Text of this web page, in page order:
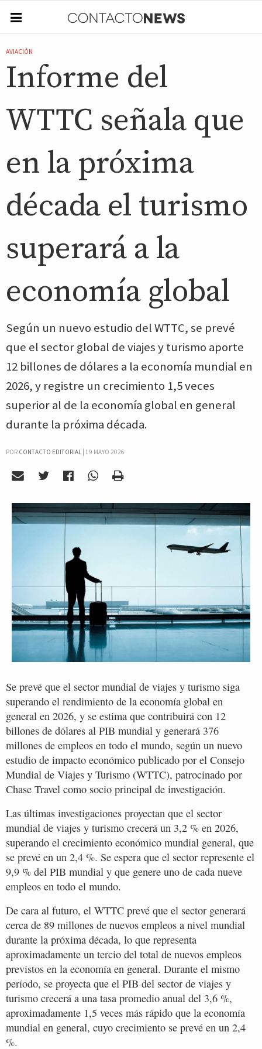
AVIACIÓN
Informe del
WTTC señala que
en la próxima
década el turismo
superará a la
economía global
Según un nuevo estudio del WTTC, se prevé
que el sector global de viajes y turismo aporte
12 billones de dólares a la economía mundial en
2026, y registre un crecimiento 1,5 veces
superior al de la economía global en general
durante la próxima década.
POR CONTACTO EDITORIAL| 19 MAYO 2026
Se prevé que el sector mundial de viajes y turismo siga
superando el rendimiento de la economía global en
general en 2026, y se estima que contribuirá con 12
billones de dólares al PIB mundial y generará 376
millones de empleos en todo el mundo, según un nuevo
estudio de impacto económico publicado por el Consejo
Mundial de Viajes y Turismo (WTTC), patrocinado por
Chase Travel como socio principal de investigación.
Las últimas investigaciones proyectan que el sector
mundial de viajes y turismo crecerá un 3,2 % en 2026,
superando el crecimiento económico mundial general, que
se prevé en un 2,4 %. Se espera que el sector represente el
9,9 % del PIB mundial y que genere uno de cada nueve
empleos en todo el mundo.
De cara al futuro, el WTTC prevé que el sector generará
cerca de 89 millones de nuevos empleos a nivel mundial
durante la próxima década, lo que representa
aproximadamente un tercio del total de nuevos empleos
previstos en la economía en general. Durante el mismo
período, se proyecta que el PIB del sector de viajes y
turismo crecerá a una tasa promedio anual del 3,6 %,
aproximadamente 1,5 veces más rápido que la economía
mundial en general, cuyo crecimiento se prevé en un 2,4
%.